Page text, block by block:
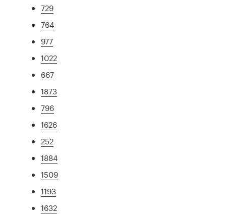
729
764
977
1022
667
1873
796
1626
252
1884
1509
1193
1632